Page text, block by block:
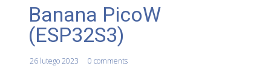
Banana PicoW
(ESP32S3)
26 lutego 2023 0 comments